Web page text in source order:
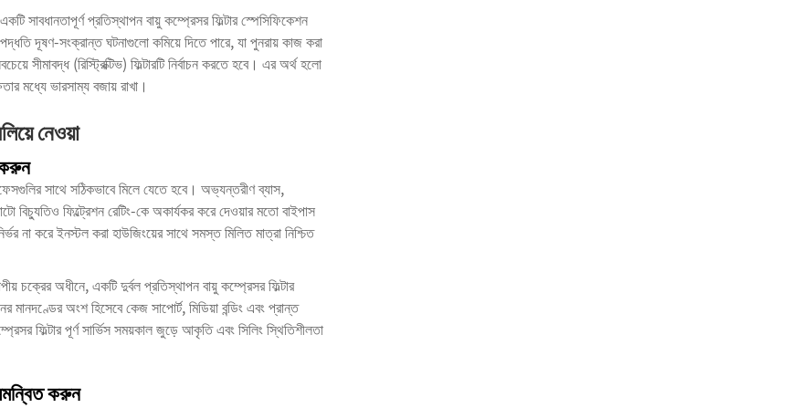
প্রতিস্থাপন বায়ু কম্প্রেসর ফিল্টার স্পেসিফিকেশন
দূষণ-সংক্রান্ত ঘটনাগুলো কমিয়ে দিতে পারে, যা পুনরায় কাজ করা
সীমাবদ্ধ (রিস্ট্রিক্টিভ) ফিল্টারটি নির্বাচন করতে হবে। এর অর্থ হলো
মধ্যে ভারসাম্য বজায় রাখা।
নেওয়া
করুন
সাথে সঠিকভাবে মিলে যেতে হবে। অভ্যন্তরীণ ব্যাস,
বিচ্যুতিও ফিল্ট্রেশন রেটিং-কে অকার্যকর করে দেওয়ার মতো বাইপাস
না করে ইনস্টল করা হাউজিংয়ের সাথে সমস্ত মিলিত মাত্রা নিশ্চিত
অধীনে, একটি দুর্বল প্রতিস্থাপন বায়ু কম্প্রেসর ফিল্টার
অংশ হিসেবে কেজ সাপোর্ট, মিডিয়া বন্ডিং এবং প্রান্ত
ফিল্টার পূর্ণ সার্ভিস সময়কাল জুড়ে আকৃতি এবং সিলিং স্থিতিশীলতা
করুন